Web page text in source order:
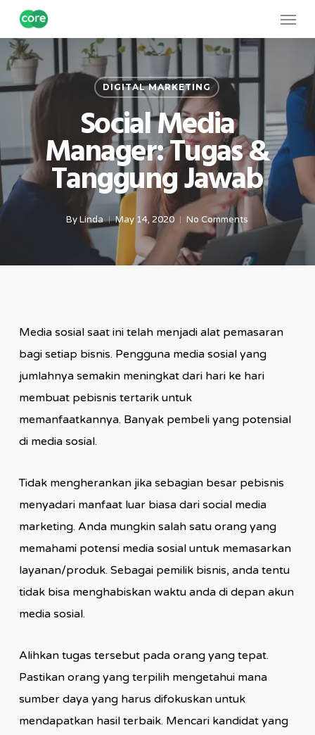
Skip
main
content
Menu
DIGITAL MARKETING
Social Media
Manager: Tugas &
Tanggung Jawab
By Linda May 14, 2020 No Comments
Media sosial saat ini telah menjadi alat pemasaran
bagi setiap bisnis. Pengguna media sosial yang
jumlahnya semakin meningkat dari hari ke hari
membuat pebisnis tertarik untuk
memanfaatkannya. Banyak pembeli yang potensial
di media sosial.
Tidak mengherankan jika sebagian besar pebisnis
menyadari manfaat luar biasa dari social media
marketing. Anda mungkin salah satu orang yang
memahami potensi media sosial untuk memasarkan
layanan/produk. Sebagai pemilik bisnis, anda tentu
tidak bisa menghabiskan waktu anda di depan akun
media sosial.
Alihkan tugas tersebut pada orang yang tepat.
Pastikan orang yang terpilih mengetahui mana
sumber daya yang harus difokuskan untuk
mendapatkan hasil terbaik. Mencari kandidat yang